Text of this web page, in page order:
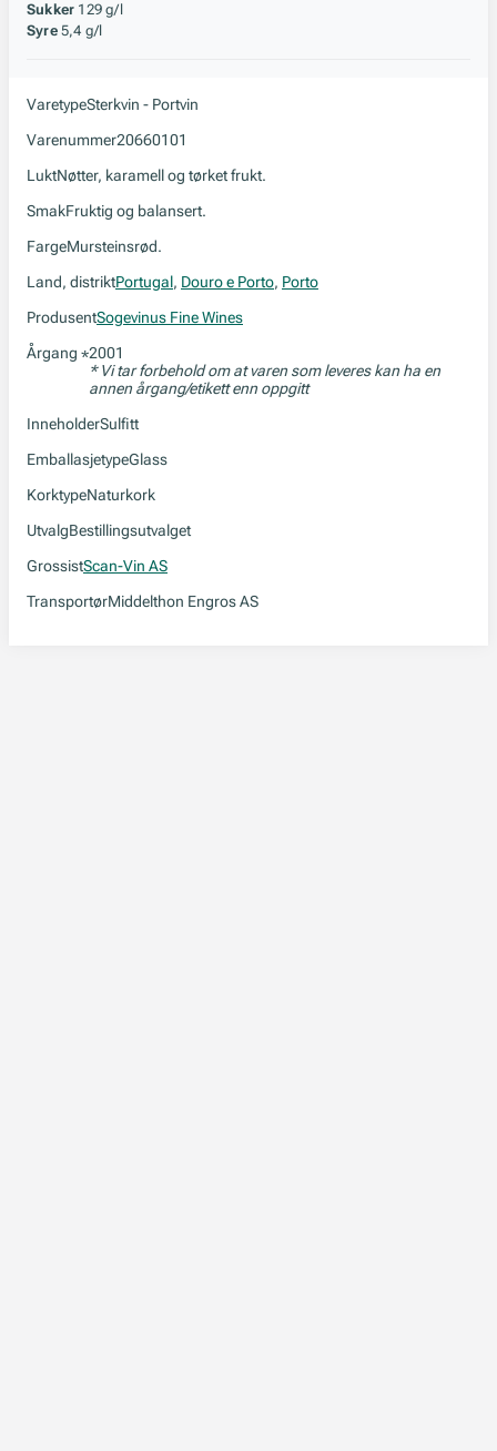
Sukker 129 g/l
Syre 5,4 g/l
VaretypeSterkvin - Portvin
Varenummer20660101
LuktNøtter, karamell og tørket frukt.
SmakFruktig og balansert.
FargeMursteinsrød.
Land, distriktPortugal, Douro e Porto, Porto
ProdusentSogevinus Fine Wines
Årgang *2001
* Vi tar forbehold om at varen som leveres kan ha en
annen årgang/etikett enn oppgitt
InneholderSulfitt
EmballasjetypeGlass
KorktypeNaturkork
UtvalgBestillingsutvalget
GrossistScan-Vin AS
TransportørMiddelthon Engros AS